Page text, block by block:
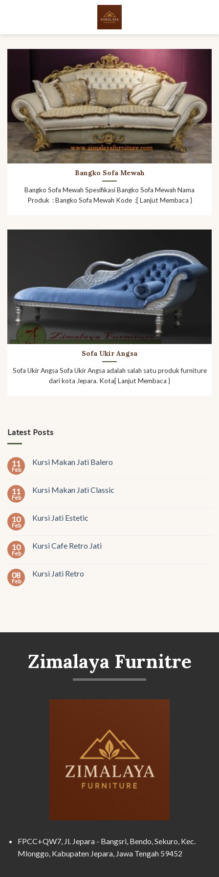
Latest Posts
11
Feb
Kursi Makan Jati Balero
11
Feb
Kursi Makan Jati Classic
10
Feb
Kursi Jati Estetic
10
Feb
Kursi Cafe Retro Jati
08
Feb
Kursi Jati Retro
Bangko Sofa Mewah
Bangko Sofa Mewah Spesifikasi Bangko Sofa Mewah Nama
Produk : Bangko Sofa Mewah Kode :[ Lanjut Membaca }
Sofa Ukir Angsa
Sofa Ukir Angsa Sofa Ukir Angsa adalah salah satu produk furniture
dari kota Jepara. Kota[ Lanjut Membaca }
Zimalaya Furnitre
FPCC+QW7, Jl. Jepara - Bangsri, Bendo, Sekuro, Kec.
Mlonggo, Kabupaten Jepara, Jawa Tengah 59452